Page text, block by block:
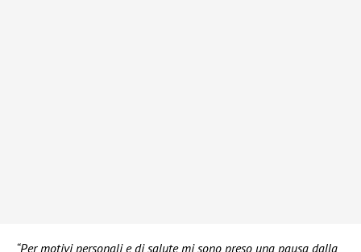
“Per motivi personali e di salute mi sono preso una pausa dalla